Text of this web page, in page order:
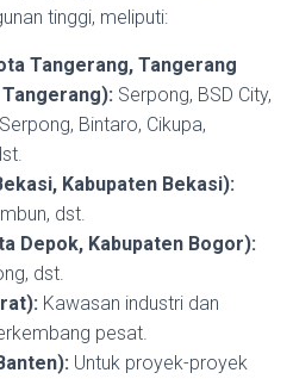
tinggi, meliputi:
Tangerang, Tangerang
Serpong, BSD City,
Bintaro, Cikupa,
Kabupaten Bekasi):
dst.
Depok, Kabupaten Bogor):
dst.
Kawasan industri dan
pesat.
Untuk proyek-proyek